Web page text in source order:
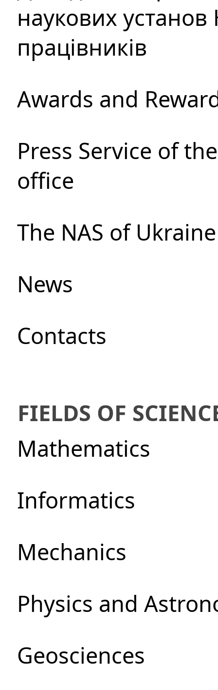
наукових установ
працівників
Awards and
Press Service of
office
The NAS of
News
Сontacts
FIELDS OF
Mathematics
Informatics
Mechanics
Physics and
Geosciences